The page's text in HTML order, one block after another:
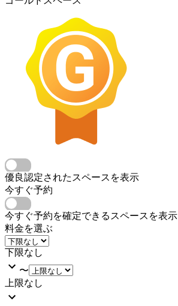
優良認定されたスペースを表示
今すぐ予約
今すぐ予約を確定できるスペースを表示
料金を選ぶ
下限なし
〜
上限なし